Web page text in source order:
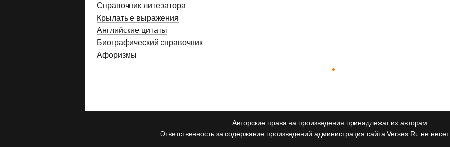
Справочник литератора
Крылатые выражения
Английские цитаты
Биографический справочник
Афоризмы
Авторские права на произведения принадлежат их авторам.
Ответственность за содержание произведений администрация сайта Verses.Ru не несет.